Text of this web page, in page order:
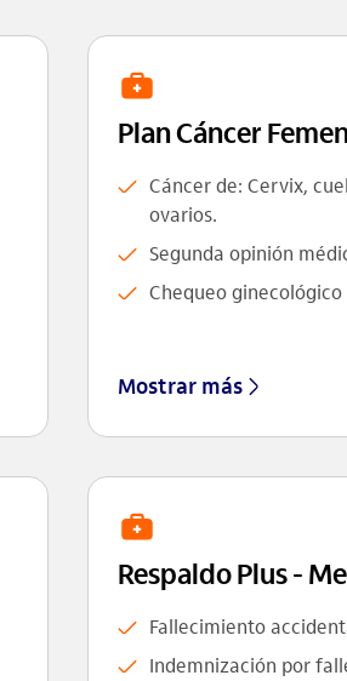
Plan Cáncer
Cáncer de: Cervix,
ovarios.
Segunda opinión
Chequeo
Mostrar más
Respaldo Plus -
Fallecimiento
Indemnización por